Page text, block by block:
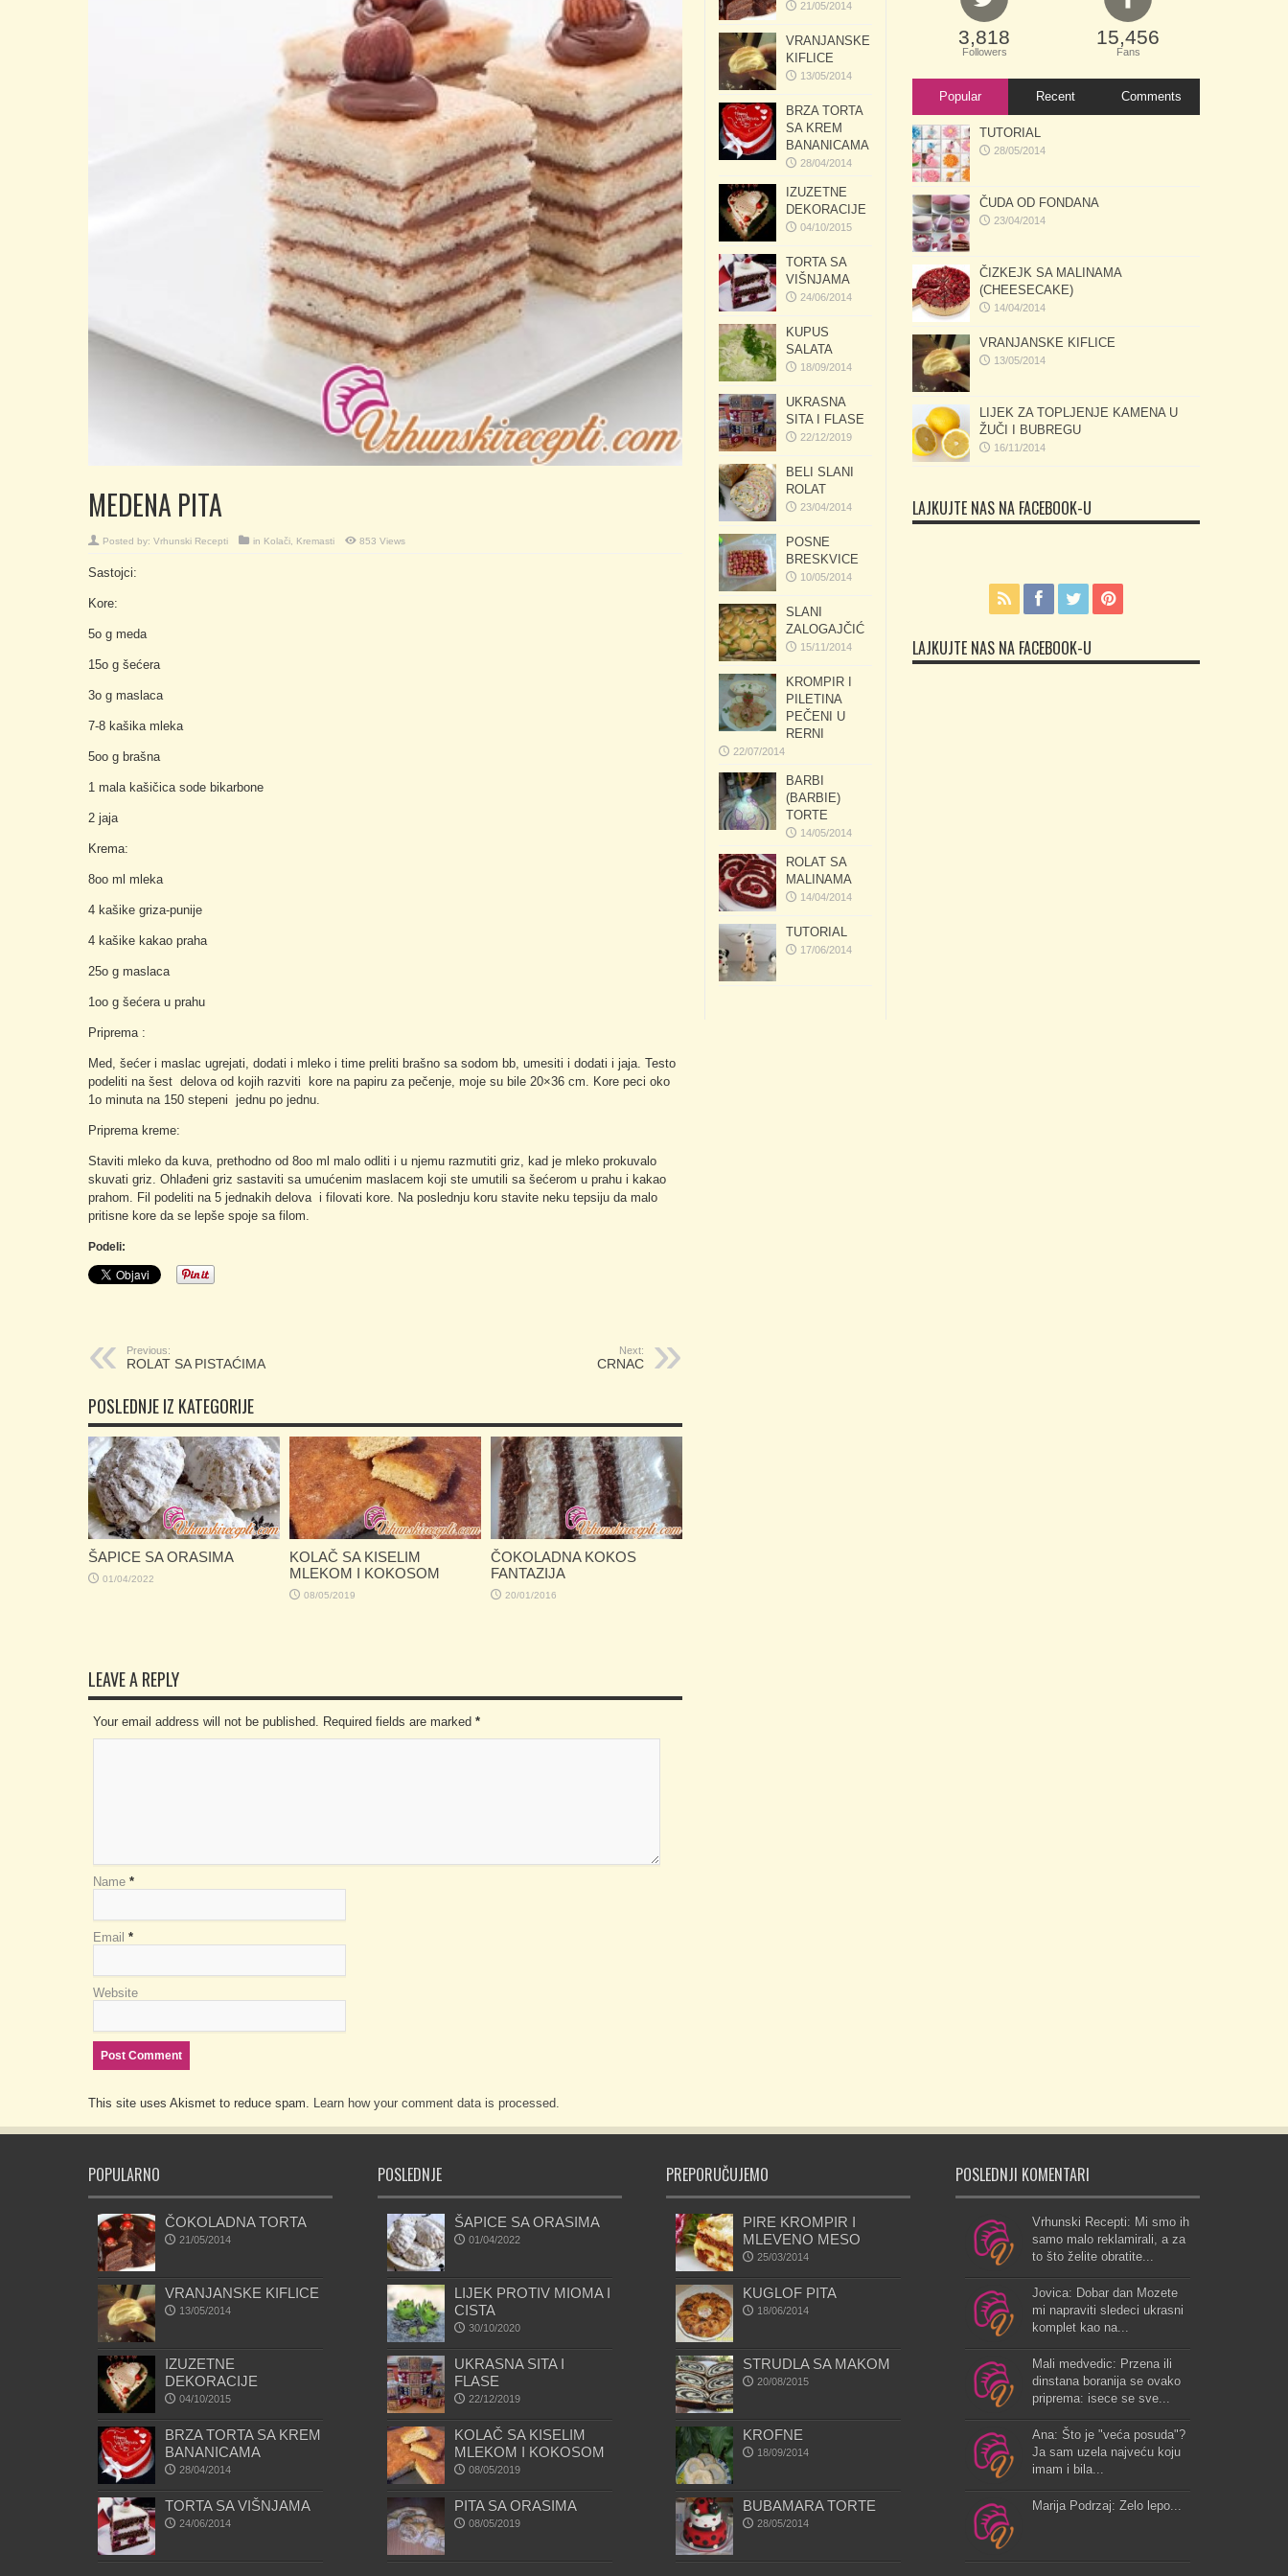
MEDENA PITA
Posted by: Vrhunski Recepti in Kolači, Kremasti 853 Views
Sastojci:
Kore:
5o g meda
15o g šećera
3o g maslaca
7-8 kašika mleka
5oo g brašna
1 mala kašičica sode bikarbone
2 jaja
Krema:
8oo ml mleka
4 kašike griza-punije
4 kašike kakao praha
25o g maslaca
1oo g šećera u prahu
Priprema :
Med, šećer i maslac ugrejati, dodati i mleko i time preliti brašno sa sodom bb, umesiti i dodati i jaja. Testo
podeliti na šest delova od kojih razviti kore na papiru za pečenje, moje su bile 20×36 cm. Kore peci oko
1o minuta na 150 stepeni jednu po jednu.
Priprema kreme:
Staviti mleko da kuva, prethodno od 8oo ml malo odliti i u njemu razmutiti griz, kad je mleko prokuvalo
skuvati griz. Ohlađeni griz sastaviti sa umućenim maslacem koji ste umutili sa šećerom u prahu i kakao
prahom. Fil podeliti na 5 jednakih delova i filovati kore. Na poslednju koru stavite neku tepsiju da malo
pritisne kore da se lepše spoje sa filom.
Podeli:
Previous:
ROLAT SA PISTAĆIMA
Next:
CRNAC
POSLEDNJE IZ KATEGORIJE
ŠAPICE SA ORASIMA
01/04/2022
KOLAČ SA KISELIM
MLEKOM I KOKOSOM
08/05/2019
ČOKOLADNA KOKOS
FANTAZIJA
20/01/2016
LEAVE A REPLY
Your email address will not be published. Required fields are marked *
Name *
Email *
Website
This site uses Akismet to reduce spam. Learn how your comment data is processed.
21/05/2014
VRANJANSKE
KIFLICE
13/05/2014
BRZA TORTA
SA KREM
BANANICAMA
28/04/2014
IZUZETNE
DEKORACIJE
04/10/2015
TORTA SA
VIŠNJAMA
24/06/2014
KUPUS
SALATA
18/09/2014
UKRASNA
SITA I FLASE
22/12/2019
BELI SLANI
ROLAT
23/04/2014
POSNE
BRESKVICE
10/05/2014
SLANI
ZALOGAJČIĆ
15/11/2014
KROMPIR I
PILETINA
PEČENI U
RERNI
22/07/2014
BARBI
(BARBIE)
TORTE
14/05/2014
ROLAT SA
MALINAMA
14/04/2014
TUTORIAL
17/06/2014
3,818
Followers
15,456
Fans
Popular Recent Comments
TUTORIAL
28/05/2014
ČUDA OD FONDANA
23/04/2014
ČIZKEJK SA MALINAMA
(CHEESECAKE)
14/04/2014
VRANJANSKE KIFLICE
13/05/2014
LIJEK ZA TOPLJENJE KAMENA U
ŽUČI I BUBREGU
16/11/2014
LAJKUJTE NAS NA FACEBOOK-U
LAJKUJTE NAS NA FACEBOOK-U
POPULARNO
ČOKOLADNA TORTA
21/05/2014
VRANJANSKE KIFLICE
13/05/2014
IZUZETNE
DEKORACIJE
04/10/2015
BRZA TORTA SA KREM
BANANICAMA
28/04/2014
TORTA SA VIŠNJAMA
24/06/2014
POSLEDNJE
ŠAPICE SA ORASIMA
01/04/2022
LIJEK PROTIV MIOMA I
CISTA
30/10/2020
UKRASNA SITA I
FLASE
22/12/2019
KOLAČ SA KISELIM
MLEKOM I KOKOSOM
08/05/2019
PITA SA ORASIMA
08/05/2019
PREPORUČUJEMO
PIRE KROMPIR I
MLEVENO MESO
25/03/2014
KUGLOF PITA
18/06/2014
STRUDLA SA MAKOM
20/08/2015
KROFNE
18/09/2014
BUBAMARA TORTE
28/05/2014
POSLEDNJI KOMENTARI
Vrhunski Recepti: Mi smo ih
samo malo reklamirali, a za
to što želite obratite...
Jovica: Dobar dan Mozete
mi napraviti sledeci ukrasni
komplet kao na...
Mali medvedic: Przena ili
dinstana boranija se ovako
priprema: isece se sve...
Ana: Što je "veća posuda"?
Ja sam uzela najveću koju
imam i bila...
Marija Podrzaj: Zelo lepo...